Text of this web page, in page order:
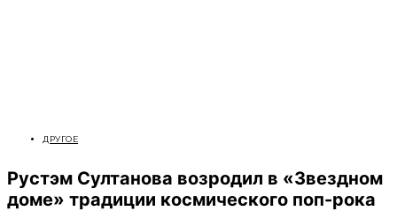
ДРУГОЕ
Рустэм Султанова возродил в «Звездном
доме» традиции космического поп-рока